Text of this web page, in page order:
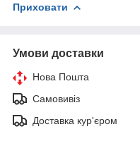
Приховати
Умови доставки
Нова Пошта
Самовивіз
Доставка кур'єром